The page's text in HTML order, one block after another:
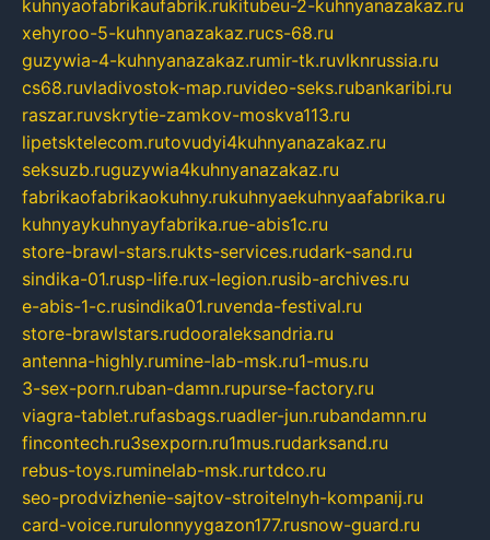
kuhnyaofabrikaufabrik.rukitubeu-2-kuhnyanazakaz.ru
xehyroo-5-kuhnyanazakaz.rucs-68.ru
guzywia-4-kuhnyanazakaz.rumir-tk.ruvlknrussia.ru
cs68.ruvladivostok-map.ruvideo-seks.rubankaribi.ru
raszar.ruvskrytie-zamkov-moskva113.ru
lipetsktelecom.rutovudyi4kuhnyanazakaz.ru
seksuzb.ruguzywia4kuhnyanazakaz.ru
fabrikaofabrikaokuhny.rukuhnyaekuhnyaafabrika.ru
kuhnyaykuhnyayfabrika.rue-abis1c.ru
store-brawl-stars.rukts-services.rudark-sand.ru
sindika-01.rusp-life.rux-legion.rusib-archives.ru
e-abis-1-c.rusindika01.ruvenda-festival.ru
store-brawlstars.rudooraleksandria.ru
antenna-highly.rumine-lab-msk.ru1-mus.ru
3-sex-porn.ruban-damn.rupurse-factory.ru
viagra-tablet.rufasbags.ruadler-jun.rubandamn.ru
fincontech.ru3sexporn.ru1mus.rudarksand.ru
rebus-toys.ruminelab-msk.rurtdco.ru
seo-prodvizhenie-sajtov-stroitelnyh-kompanij.ru
card-voice.rurulonnyygazon177.rusnow-guard.ru